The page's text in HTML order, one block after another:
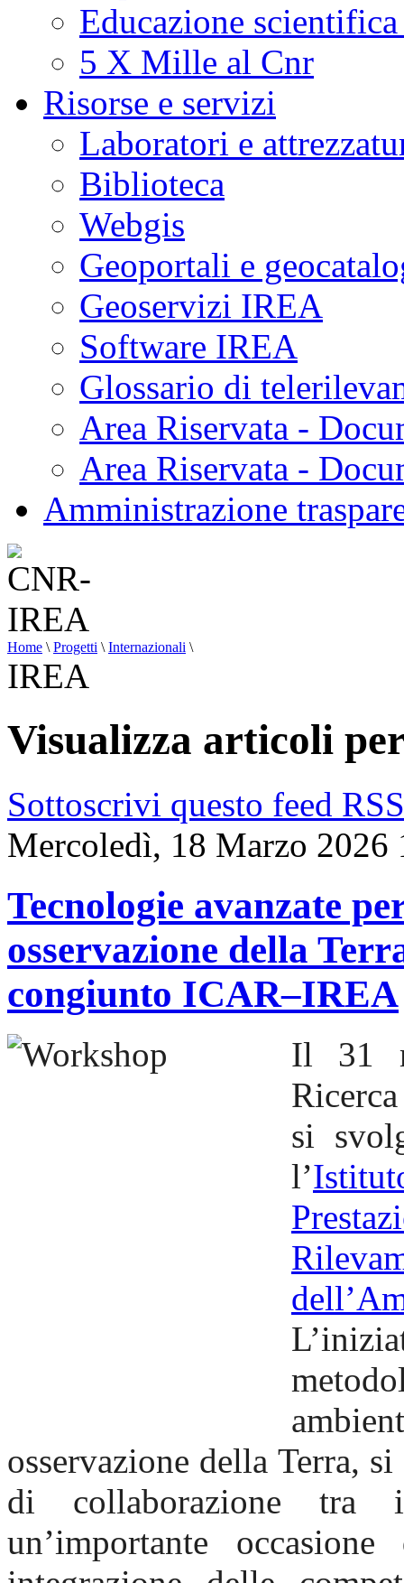
Educazione
5 X Mille al Cnr
Risorse e servizi
Laboratori e
Biblioteca
Webgis
Geoportali e
Geoservizi IREA
Software IREA
Glossario di
Area Riservata -
Area Riservata -
Amministrazione
Home \ Progetti \ Internazionali \
IREA
Visualizza articoli
Sottoscrivi questo feed RSS
Mercoledì, 18 Marzo 2026
Tecnologie avanzate
osservazione della
congiunto ICAR–IREA
Il 31
si
l’
osservazione della Terra,
di collaborazione tra
un’importante